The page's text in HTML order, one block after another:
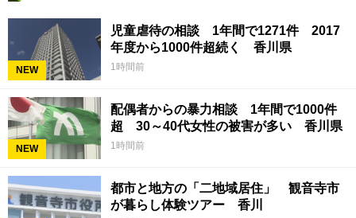
NEW
児童虐待の相談 1年間で1271件 2017
年度から1000件超続く 香川県
1時間前
NEW
配偶者からの暴力相談 1年間で1000件
超 30～40代女性の被害が多い 香川県
1時間前
都市と地方の「二地域居住」 観音寺市
が暮らし体験ツアー 香川